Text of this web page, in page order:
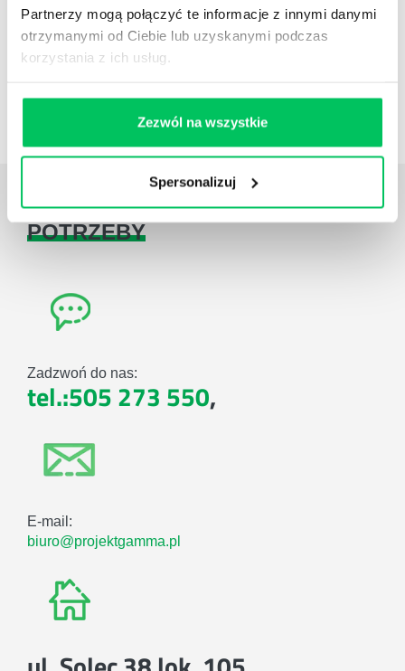
Partnerzy mogą połączyć te informacje z innymi danymi
otrzymanymi od Ciebie lub uzyskanymi podczas
korzystania z ich usług.
Zezwól na wszystkie
Spersonalizuj
Daj nam poznaćTWOJE
POTRZEBY
Zadzwoń do nas:
tel.:505 273 550,
E-mail:
biuro@projektgamma.pl